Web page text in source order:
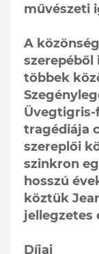
művészeti
A
többek
Üvegtigris-
tragédiája
szereplői
szinkron
hosszú
köztük
jellegzetes
Díjai